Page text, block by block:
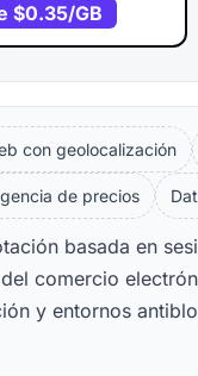
$0.35/GB
con geolocalización
de precios
basada en
comercio
y entornos